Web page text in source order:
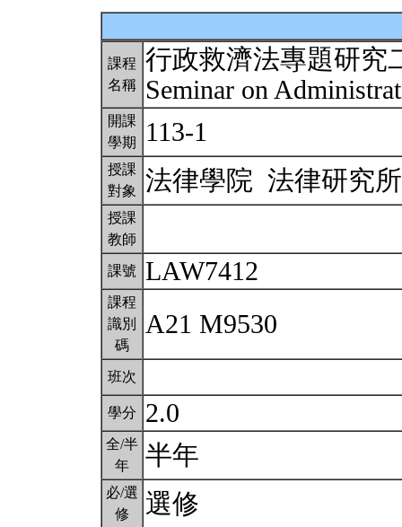
課程
名稱
行政救濟法專題研究
Seminar on
開課
學期
113-1
授課
對象
法律學院 法律研究
授課
教師
課號 LAW7412
課程
識別
碼
A21 M9530
班次
學分 2.0
全/半
年
半年
必/選
修
選修